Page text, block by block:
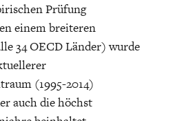
DER
Prüfung
einem breiteren
34 OECD Länder) wurde
(1995-2014)
auch die höchst